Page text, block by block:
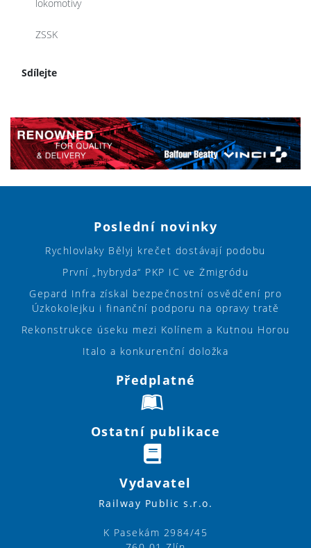
lokomotivy
ZSSK
Sdílejte
Poslední novinky
Rychlovlaky Bělyj krečet dostávají podobu
První „hybryda“ PKP IC ve Żmigródu
Gepard Infra získal bezpečnostní osvědčení pro
Úzkokolejku i finanční podporu na opravy tratě
Rekonstrukce úseku mezi Kolínem a Kutnou Horou
Italo a konkurenční doložka
Předplatné
Ostatní publikace
Vydavatel
Railway Public s.r.o.
K Pasekám 2984/45